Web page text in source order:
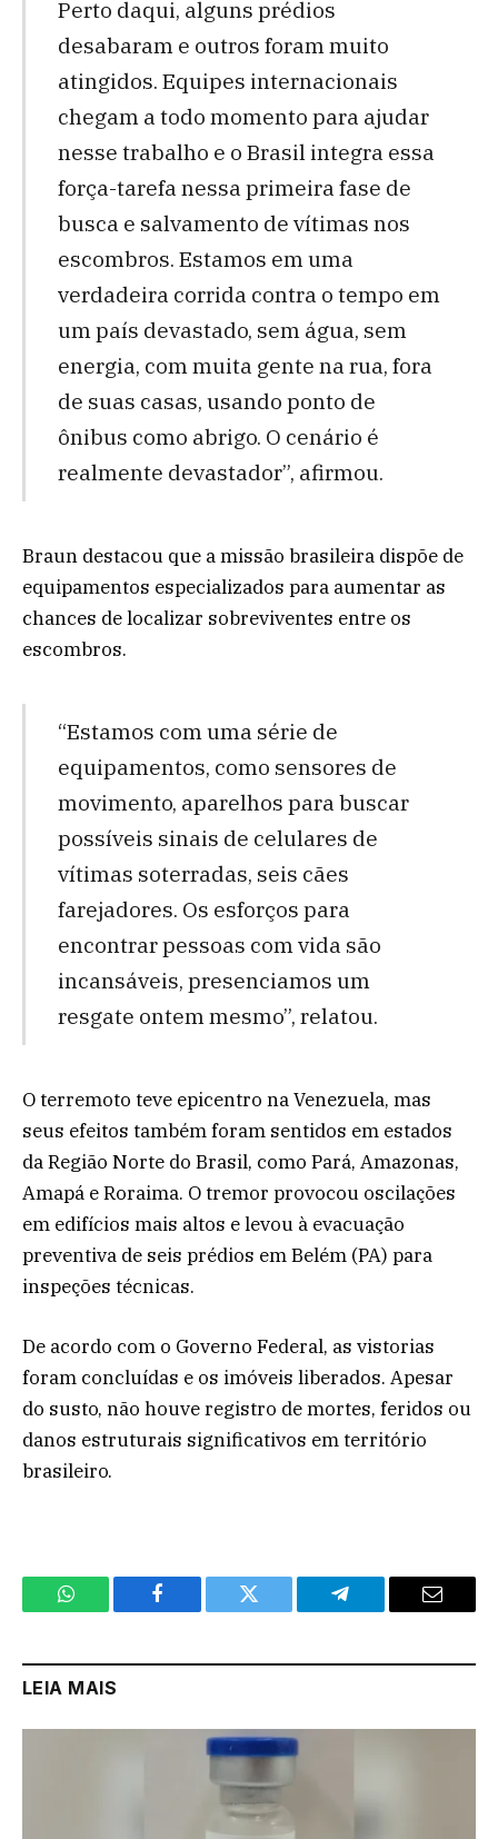
Perto daqui, alguns prédios
desabaram e outros foram muito
atingidos. Equipes internacionais
chegam a todo momento para ajudar
nesse trabalho e o Brasil integra essa
força-tarefa nessa primeira fase de
busca e salvamento de vítimas nos
escombros. Estamos em uma
verdadeira corrida contra o tempo em
um país devastado, sem água, sem
energia, com muita gente na rua, fora
de suas casas, usando ponto de
ônibus como abrigo. O cenário é
realmente devastador”, afirmou.
Braun destacou que a missão brasileira dispõe de
equipamentos especializados para aumentar as
chances de localizar sobreviventes entre os
escombros.
“Estamos com uma série de
equipamentos, como sensores de
movimento, aparelhos para buscar
possíveis sinais de celulares de
vítimas soterradas, seis cães
farejadores. Os esforços para
encontrar pessoas com vida são
incansáveis, presenciamos um
resgate ontem mesmo”, relatou.
O terremoto teve epicentro na Venezuela, mas
seus efeitos também foram sentidos em estados
da Região Norte do Brasil, como Pará, Amazonas,
Amapá e Roraima. O tremor provocou oscilações
em edifícios mais altos e levou à evacuação
preventiva de seis prédios em Belém (PA) para
inspeções técnicas.
De acordo com o Governo Federal, as vistorias
foram concluídas e os imóveis liberados. Apesar
do susto, não houve registro de mortes, feridos ou
danos estruturais significativos em território
brasileiro.
WhatsApp Facebook Twitter Telegram Email
LEIA MAIS